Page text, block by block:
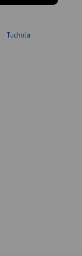
Tuchola